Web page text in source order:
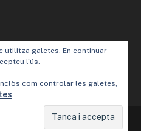
| Powered byWordPress
utilitza galetes. En continuar
l'ús.
com controlar les galetes,